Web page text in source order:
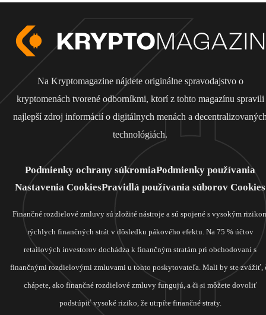
Na Kryptomagazine nájdete originálne spravodajstvo o
kryptomenách tvorené odborníkmi, ktorí z tohto magazínu spravili
najlepší zdroj informácií o digitálnych menách a
technológiách.
Podmienky ochrany súkromiaPodmienky používania
Nastavenia CookiesPravidlá používania súborov Cookies
Finančné rozdielové zmluvy sú zložité nástroje a sú spojené s vysokým
rýchlych finančných strát v dôsledku pákového efektu. Na 75 % účtov
retailových investorov dochádza k finančným stratám pri obchodovaní s
finančnými rozdielovými zmluvami u tohto poskytovateľa. Mali by ste zvážiť,
chápete, ako finančné rozdielové zmluvy fungujú, a či si môžete dovoliť
podstúpiť vysoké riziko, že utrpíte finančné straty.